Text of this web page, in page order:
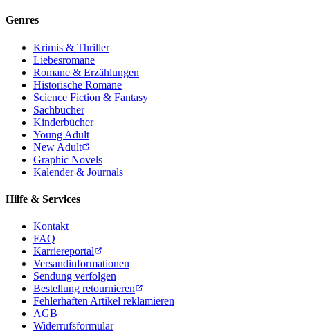
Genres
Krimis & Thriller
Liebesromane
Romane & Erzählungen
Historische Romane
Science Fiction & Fantasy
Sachbücher
Kinderbücher
Young Adult
New Adult
Graphic Novels
Kalender & Journals
Hilfe & Services
Kontakt
FAQ
Karriereportal
Versandinformationen
Sendung verfolgen
Bestellung retournieren
Fehlerhaften Artikel reklamieren
AGB
Widerrufsformular